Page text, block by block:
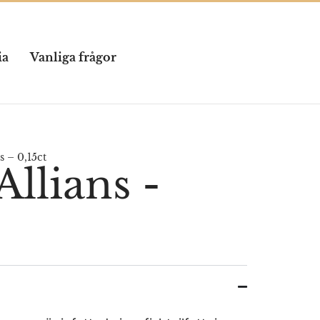
Vanliga frågor
– 0,15ct
-